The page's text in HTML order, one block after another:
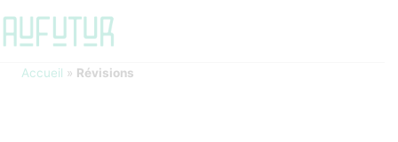
Accueil » Révisions